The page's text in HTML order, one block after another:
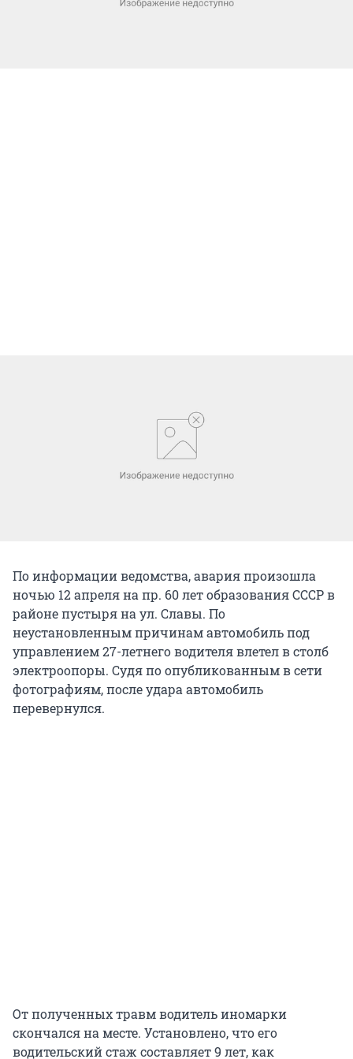
По информации ведомства, авария произошла
ночью 12 апреля на пр. 60 лет образования СССР в
районе пустыря на ул. Славы. По
неустановленным причинам автомобиль под
управлением 27-летнего водителя влетел в столб
электроопоры. Судя по опубликованным в сети
фотографиям, после удара автомобиль
перевернулся.
От полученных травм водитель иномарки
скончался на месте. Установлено, что его
водительский стаж составляет 9 лет, как